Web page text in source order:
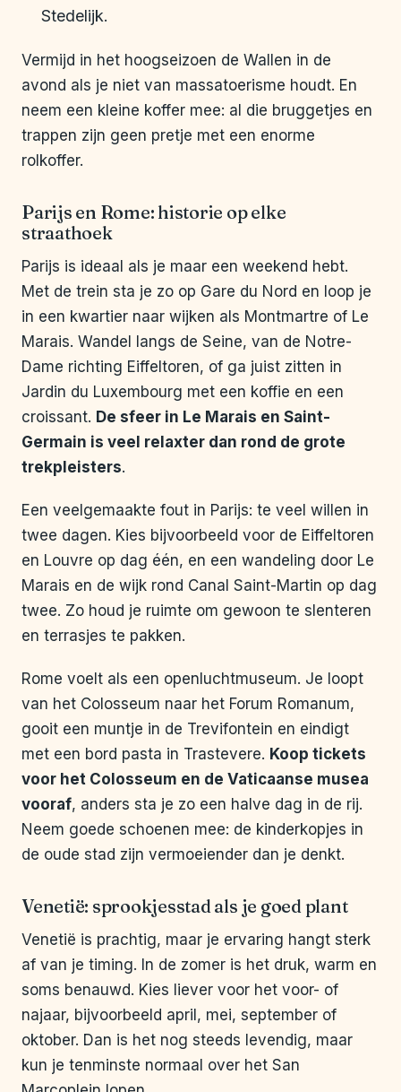
Stedelijk.
Vermijd in het hoogseizoen de Wallen in de
avond als je niet van massatoerisme houdt. En
neem een kleine koffer mee: al die bruggetjes en
trappen zijn geen pretje met een enorme
rolkoffer.
Parijs en Rome: historie op elke
straathoek
Parijs is ideaal als je maar een weekend hebt.
Met de trein sta je zo op Gare du Nord en loop je
in een kwartier naar wijken als Montmartre of Le
Marais. Wandel langs de Seine, van de Notre-
Dame richting Eiffeltoren, of ga juist zitten in
Jardin du Luxembourg met een koffie en een
croissant. De sfeer in Le Marais en Saint-
Germain is veel relaxter dan rond de grote
trekpleisters.
Een veelgemaakte fout in Parijs: te veel willen in
twee dagen. Kies bijvoorbeeld voor de Eiffeltoren
en Louvre op dag één, en een wandeling door Le
Marais en de wijk rond Canal Saint-Martin op dag
twee. Zo houd je ruimte om gewoon te slenteren
en terrasjes te pakken.
Rome voelt als een openluchtmuseum. Je loopt
van het Colosseum naar het Forum Romanum,
gooit een muntje in de Trevifontein en eindigt
met een bord pasta in Trastevere. Koop tickets
voor het Colosseum en de Vaticaanse musea
vooraf, anders sta je zo een halve dag in de rij.
Neem goede schoenen mee: de kinderkopjes in
de oude stad zijn vermoeiender dan je denkt.
Venetië: sprookjesstad als je goed plant
Venetië is prachtig, maar je ervaring hangt sterk
af van je timing. In de zomer is het druk, warm en
soms benauwd. Kies liever voor het voor- of
najaar, bijvoorbeeld april, mei, september of
oktober. Dan is het nog steeds levendig, maar
kun je tenminste normaal over het San